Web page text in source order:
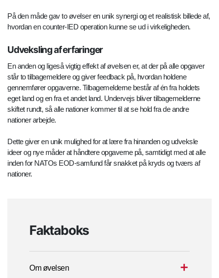
På den måde gav to øvelser en unik synergi og et realistisk billede af,
hvordan en counter-IED operation kunne se ud i virkeligheden.
Udveksling af erfaringer
En anden og ligeså vigtig effekt af øvelsen er, at der på alle opgaver
står to tilbagemeldere og giver feedback på, hvordan holdene
gennemfører opgaverne. Tilbagemelderne består af én fra holdets
eget land og en fra et andet land. Undervejs bliver tilbagemelderne
skiftet rundt, så alle nationer kommer til at se hold fra de andre
nationer arbejde.
Dette giver en unik mulighed for at lære fra hinanden og udveksle
ideer og nye måder at håndtere opgaverne på, samtidigt med at alle
inden for NATOs EOD-samfund får snakket på kryds og tværs af
nationer.
Faktaboks
Om øvelsen